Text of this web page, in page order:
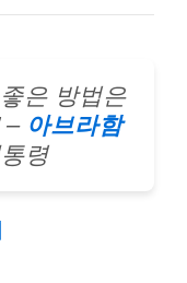
은 방법은
– 아브라함
령